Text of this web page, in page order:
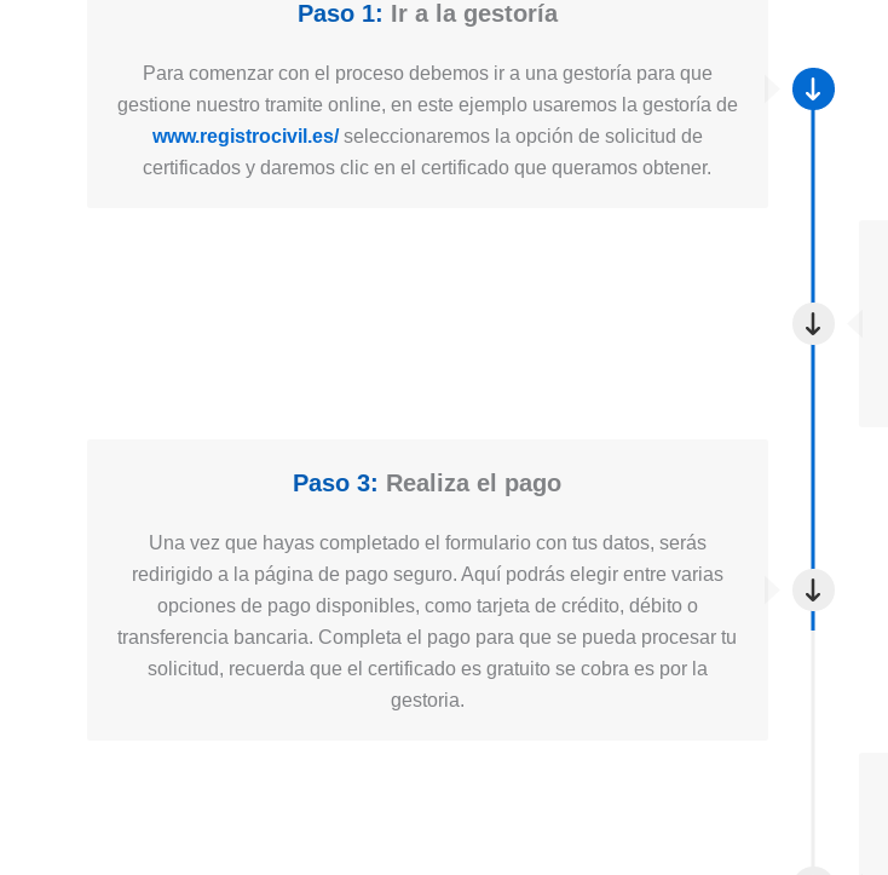
Paso 1: Ir a la gestoría
Para comenzar con el proceso debemos ir a una gestoría para que
gestione nuestro tramite online, en este ejemplo usaremos la gestoría de
www.registrocivil.es/seleccionaremos la opción de solicitud de
certificados y daremos clic en el certificado que queramos obtener.
Paso 3: Realiza el pago
Una vez que hayas completado el formulario con tus datos, serás
redirigido a la página de pago seguro. Aquí podrás elegir entre varias
opciones de pago disponibles, como tarjeta de crédito, débito o
transferencia bancaria. Completa el pago para que se pueda procesar tu
solicitud, recuerda que el certificado es gratuito se cobra es por la
gestoria.